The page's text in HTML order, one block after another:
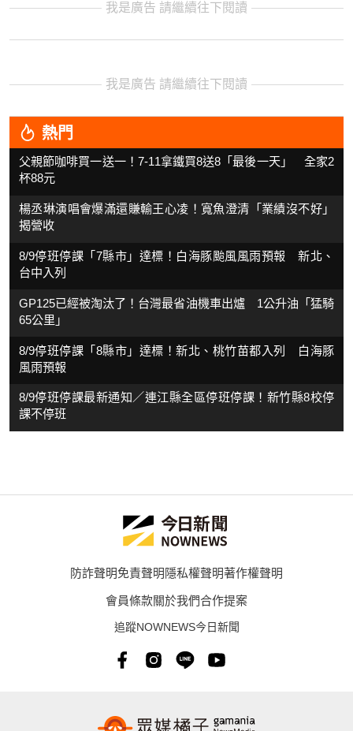
我是廣告 請繼續往下閱讀
我是廣告 請繼續往下閱讀
熱門
父親節咖啡買一送一！7-11拿鐵買8送8「最後一天」 全家2
杯88元
楊丞琳演唱會爆滿還賺輸王心凌！寬魚澄清「業績沒不好」
揭營收
8/9停班停課「7縣市」達標！白海豚颱風風雨預報 新北、
台中入列
GP125已經被淘汰了！台灣最省油機車出爐 1公升油「猛騎
65公里」
8/9停班停課「8縣市」達標！新北、桃竹苗都入列 白海豚
風雨預報
8/9停班停課最新通知／連江縣全區停班停課！新竹縣8校停
課不停班
防詐聲明免責聲明隱私權聲明著作權聲明
會員條款關於我們合作提案
追蹤NOWNEWS今日新聞